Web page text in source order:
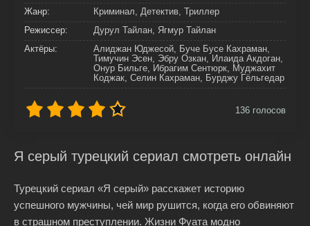
Жанр:
Криминал, Детектив, Триллер
Режиссер:
Дурул Тайлан, Ягмур Тайлан
Актёры:
Алиджан Юджесой, Буче Бусе Кахраман,
Тимучин Эсен, Эбру Озкан, Илаида Акдоган,
Онур Бильге, Ибрагим Сентюрк, Муджахит
Коджак, Селин Кахраман, Бурджу Гёльгедар
136 голосов
Я серый турецкий сериал смотреть онлайн
Турецкий сериал «Я серый» расскажет историю
успешного мужчины, чей мир рушится, когда его обвиняют
в страшном преступлении. Жизни Фуата модно